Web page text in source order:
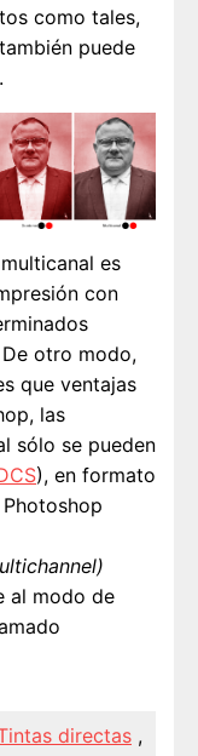
como tales,
puede
es
con
otro modo,
que ventajas
las
sólo se pueden
), en formato
al modo de
directas ,